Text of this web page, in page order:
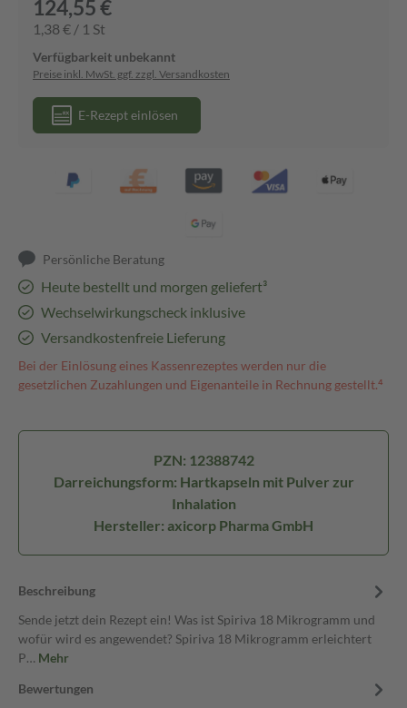
124,55 €
1,38 € / 1 St
Verfügbarkeit unbekannt
Preise inkl. MwSt. ggf. zzgl. Versandkosten
E-Rezept einlösen
Persönliche Beratung
Heute bestellt und morgen geliefert³
Wechselwirkungscheck inklusive
Versandkostenfreie Lieferung
Bei der Einlösung eines Kassenrezeptes werden nur die
gesetzlichen Zuzahlungen und Eigenanteile in Rechnung gestellt.⁴
PZN: 12388742
Darreichungsform: Hartkapseln mit Pulver zur
Inhalation
Hersteller: axicorp Pharma GmbH
Beschreibung
Sende jetzt dein Rezept ein! Was ist Spiriva 18 Mikrogramm und
wofür wird es angewendet? Spiriva 18 Mikrogramm erleichtert
P… Mehr
Bewertungen